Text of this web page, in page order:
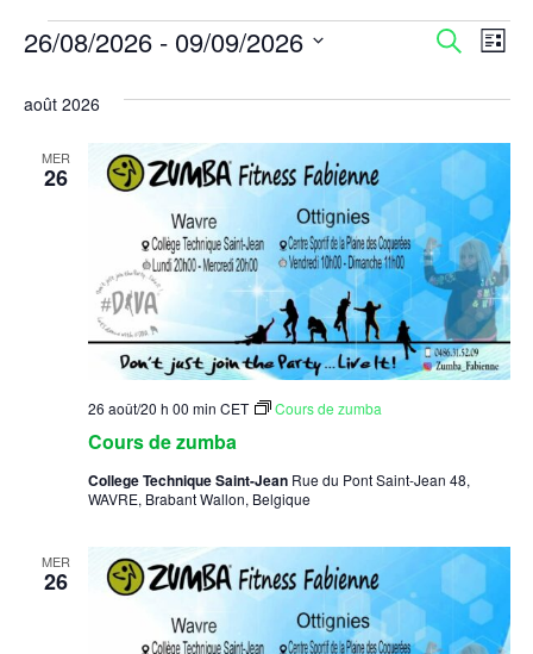
et
de
vues
Recherche
Liste
26/08/2026 - 09/09/2026
date.
août 2026
MER
26
Cours de zumba
26 août/20 h 00 min CET Cours de zumba
College Technique Saint-Jean Rue du Pont Saint-Jean 48,
WAVRE, Brabant Wallon, Belgique
MER
26